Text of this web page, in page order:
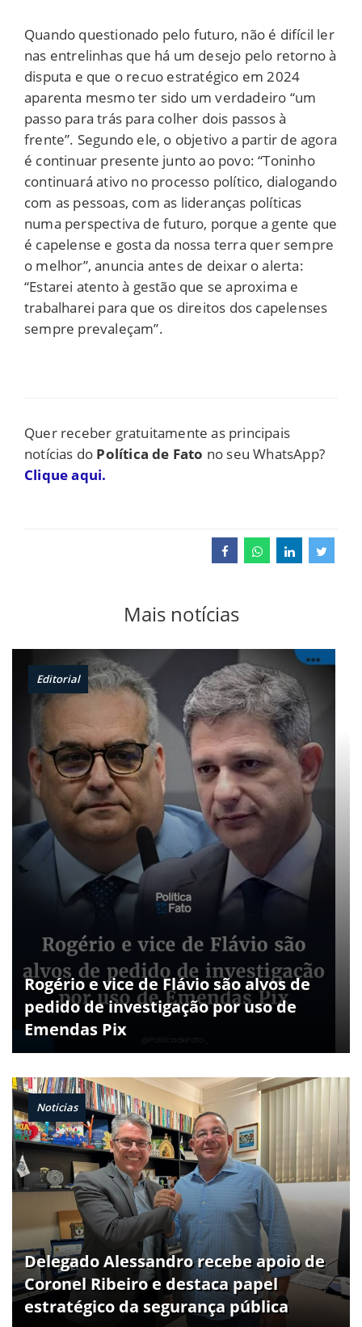
Quando questionado pelo futuro, não é difícil ler
nas entrelinhas que há um desejo pelo retorno à
disputa e que o recuo estratégico em 2024
aparenta mesmo ter sido um verdadeiro “um
passo para trás para colher dois passos à
frente”. Segundo ele, o objetivo a partir de agora
é continuar presente junto ao povo: “Toninho
continuará ativo no processo político, dialogando
com as pessoas, com as lideranças políticas
numa perspectiva de futuro, porque a gente que
é capelense e gosta da nossa terra quer sempre
o melhor”, anuncia antes de deixar o alerta:
“Estarei atento à gestão que se aproxima e
trabalharei para que os direitos dos capelenses
sempre prevaleçam”.
Quer receber gratuitamente as principais
notícias do Política de Fato no seu WhatsApp?
Clique aqui.
Mais notícias
Editorial
Rogério e vice de Flávio são alvos de
pedido de investigação por uso de
Emendas Pix
Noticias
Delegado Alessandro recebe apoio de
Coronel Ribeiro e destaca papel
estratégico da segurança pública